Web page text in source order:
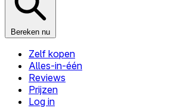
Bereken nu
Zelf kopen
Alles-in-één
Reviews
Prijzen
Log in